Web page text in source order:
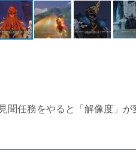
聞任務をやると「解像度」が